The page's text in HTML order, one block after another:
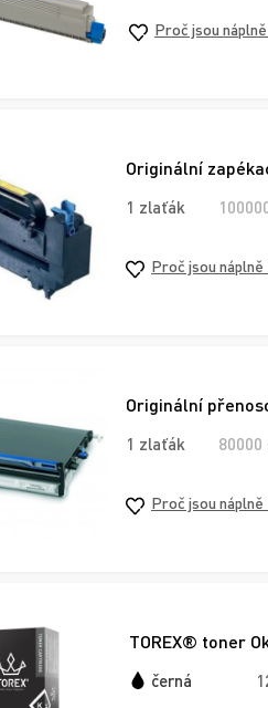
Proč jsou
Originální
1 zlaťák
Proč jsou náplně
Originální
1 zlaťák
Proč jsou náplně
TOREX® toner
černá